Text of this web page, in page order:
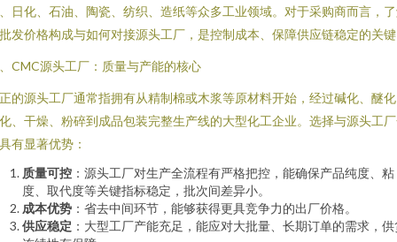
日化、石油、陶瓷、纺织、造纸等众多工业领域。对于采购商而言，
发价格构成与如何对接源头工厂，是控制成本、保障供应链稳定的关
CMC源头工厂：质量与产能的核心
的源头工厂通常指拥有从精制棉或木浆等原材料开始，经过碱化、醚
、干燥、粉碎到成品包装完整生产线的大型化工企业。选择与源头工
有显著优势：
质量可控 ：源头工厂对生产全流程有严格把控，能确保产品纯度、粘
度、取代度等关键指标稳定，批次间差异小。
成本优势 ：省去中间环节，能够获得更具竞争力的出厂价格。
供应稳定 ：大型工厂产能充足，能应对大批量、长期订单的需求，供